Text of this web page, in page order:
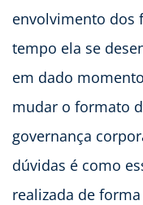
envolvimento dos
tempo ela se
em dado
mudar o formato
governança
dúvidas é como
realizada de